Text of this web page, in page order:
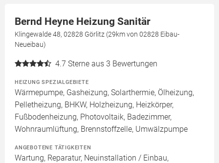
Bernd Heyne Heizung Sanitär
Klingewalde 48, 02828 Görlitz (29km von 02828 Eibau-
Neueibau)
4.7 Sterne aus 3 Bewertungen
HEIZUNG SPEZIALGEBIETE
Wärmepumpe, Gasheizung, Solarthermie, Ölheizung,
Pelletheizung, BHKW, Holzheizung, Heizkörper,
Fußbodenheizung, Photovoltaik, Badezimmer,
Wohnraumlüftung, Brennstoffzelle, Umwälzpumpe
ANGEBOTENE TÄTIGKEITEN
Wartung, Reparatur, Neuinstallation / Einbau,